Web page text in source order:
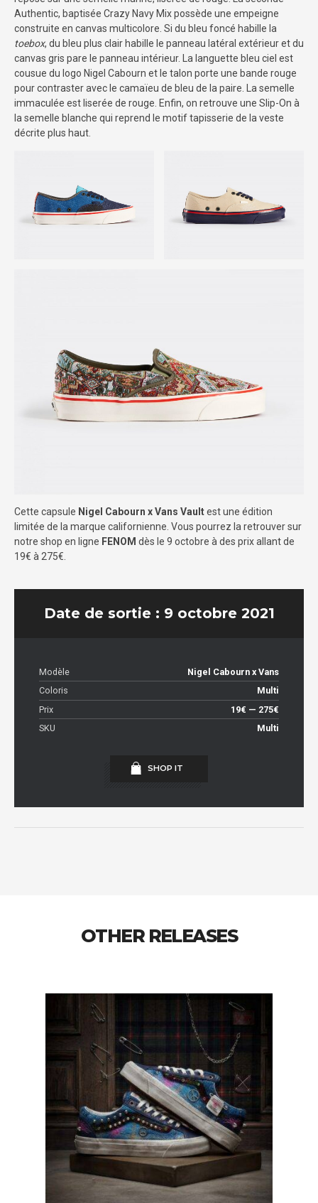
Authentic, baptisée Crazy Navy Mix possède une empeigne
construite en canvas multicolore. Si du bleu foncé habille la
toebox, du bleu plus clair habille le panneau latéral extérieur et du
canvas gris pare le panneau intérieur. La languette bleu ciel est
cousue du logo Nigel Cabourn et le talon porte une bande rouge
pour contraster avec le camaïeu de bleu de la paire. La semelle
immaculée est liserée de rouge. Enfin, on retrouve une Slip-On à
la semelle blanche qui reprend le motif tapisserie de la veste
décrite plus haut.
Cette capsule Nigel Cabourn x Vans Vaultest une édition
limitée de la marque californienne. Vous pourrez la retrouver sur
notre shop en ligne FENOM dès le 9 octobre à des prix allant de
19€ à 275€.
Date de sortie : 9 octobre 2021
Modèle
Nigel Cabourn x Vans
Coloris
Multi
Prix
19€ — 275€
SKU
Multi
SHOP IT
OTHER RELEASES